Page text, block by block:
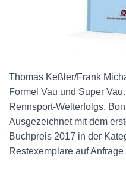
Thomas Keßler/Frank
Formel Vau und Super
Rennsport-Welterfolgs.
Ausgezeichnet mit dem
Buchpreis 2017 in der
Restexemplare auf